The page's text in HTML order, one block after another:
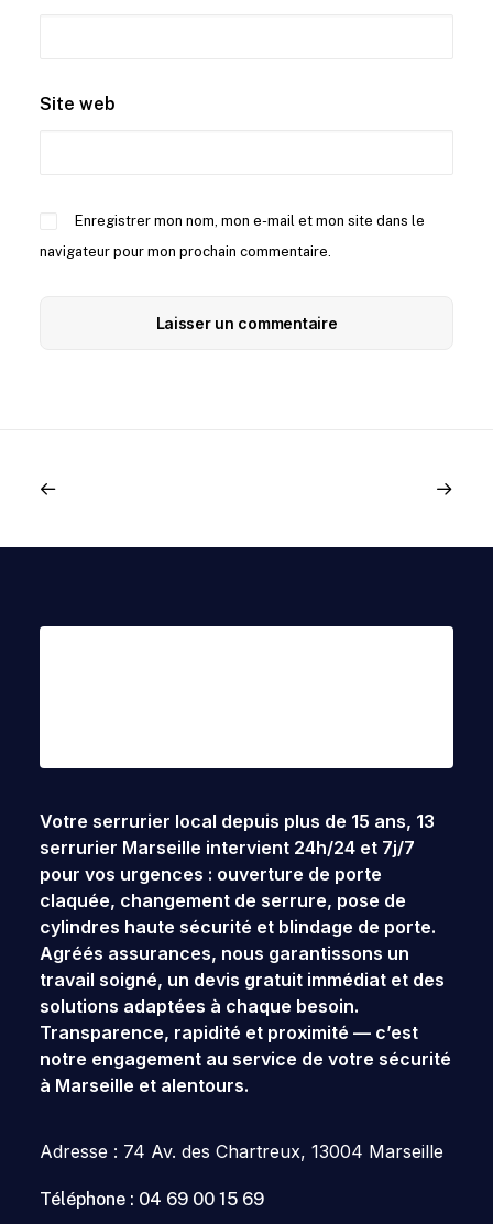
Site web
Enregistrer mon nom, mon e-mail et mon site dans le
navigateur pour mon prochain commentaire.
Votre serrurier local depuis plus de 15 ans, 13
serrurier Marseille intervient 24h/24 et 7j/7
pour vos urgences : ouverture de porte
claquée, changement de serrure, pose de
cylindres haute sécurité et blindage de porte.
Agréés assurances, nous garantissons un
travail soigné, un devis gratuit immédiat et des
solutions adaptées à chaque besoin.
Transparence, rapidité et proximité — c’est
notre engagement au service de votre sécurité
à Marseille et alentours.
Adresse : 74 Av. des Chartreux, 13004 Marseille
Téléphone : 04 69 00 15 69